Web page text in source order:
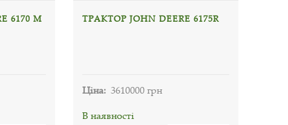
6170 М ТРАКТОР JOHN DEERE 6175R
Ціна: 3610000 грн
В наявності